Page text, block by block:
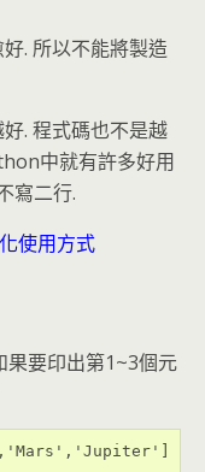
. 所以不能將製造
. 程式碼也不是越
中就有許多好用
寫二行.
使用方式
果要印出第1~3個元